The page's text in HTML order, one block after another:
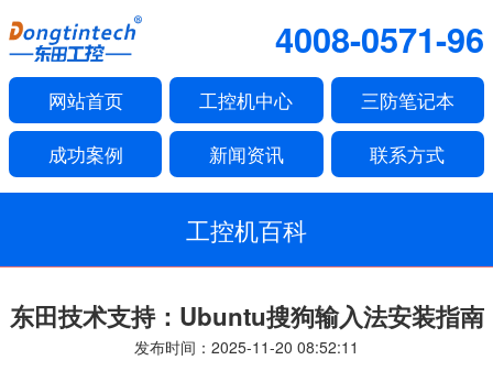
4008-0571-96
网站首页 工控机中心 三防笔记本
成功案例 新闻资讯 联系方式
工控机百科
东田技术支持：Ubuntu搜狗输入法安装指南
发布时间：2025-11-20 08:52:11